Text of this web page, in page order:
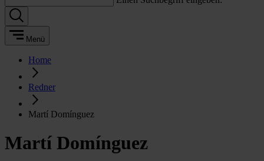
Menü
Home
Redner
Martí Domínguez
Martí Domínguez